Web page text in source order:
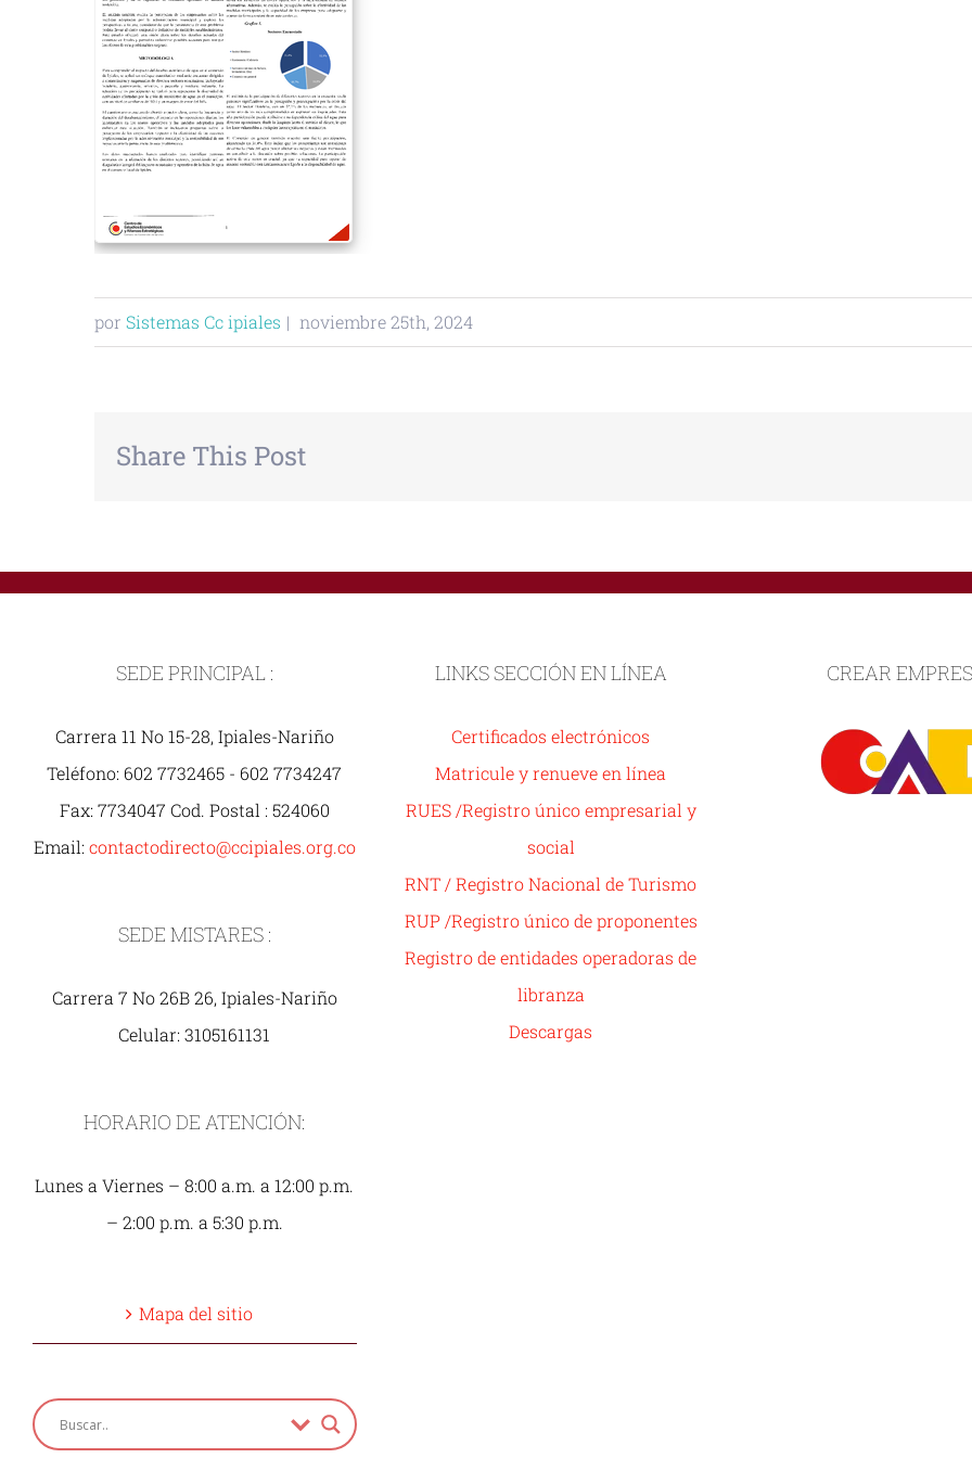
por Sistemas Cc ipiales | noviembre 25th, 2024
Share This Post
SEDE PRINCIPAL :
Carrera 11 No 15-28, Ipiales-Nariño
Teléfono: 602 7732465 - 602 7734247
Fax: 7734047 Cod. Postal : 524060
Email: contactodirecto@ccipiales.org.co
SEDE MISTARES :
Carrera 7 No 26B 26, Ipiales-Nariño
Celular: 3105161131
HORARIO DE ATENCIÓN:
Lunes a Viernes – 8:00 a.m. a 12:00 p.m.
– 2:00 p.m. a 5:30 p.m.
Mapa del sitio
LINKS SECCIÓN EN LÍNEA
Certificados electrónicos
Matricule y renueve en línea
RUES /Registro único empresarial y
social
RNT / Registro Nacional de Turismo
RUP /Registro único de proponentes
Registro de entidades operadoras de
libranza
Descargas
CREAR